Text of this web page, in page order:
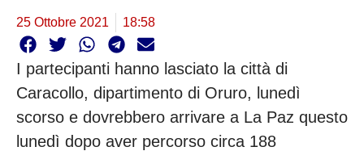
25 Ottobre 2021 18:58
I partecipanti hanno lasciato la città di
Caracollo, dipartimento di Oruro, lunedì
scorso e dovrebbero arrivare a La Paz questo
lunedì dopo aver percorso circa 188